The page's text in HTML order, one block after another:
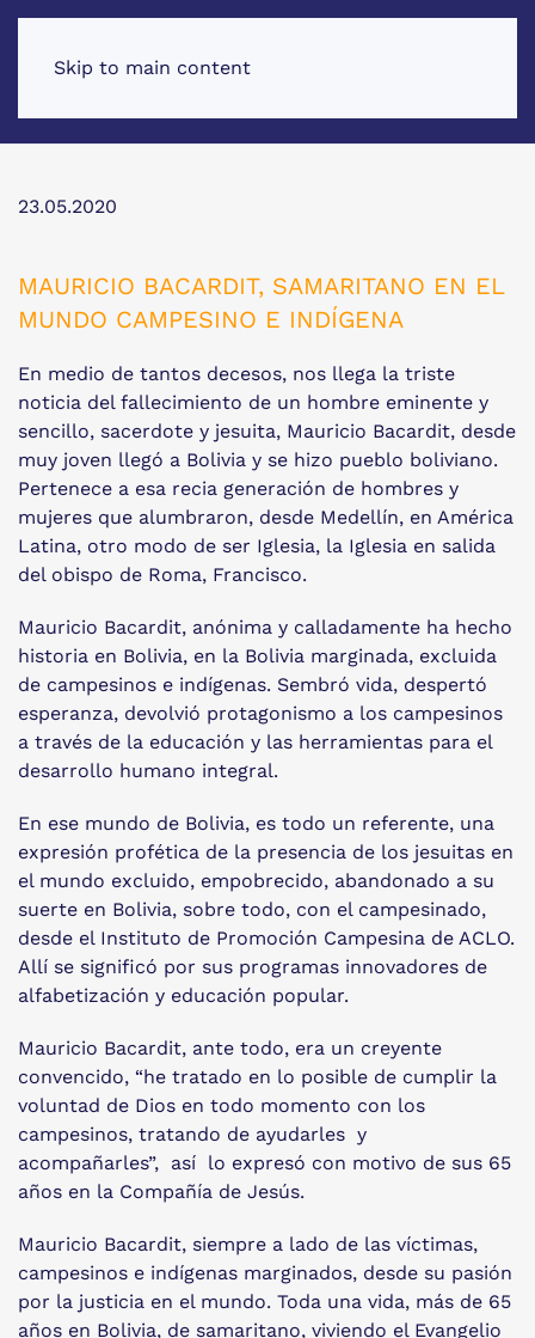
Skip to main content
23.05.2020
MAURICIO BACARDIT, SAMARITANO EN EL
MUNDO CAMPESINO E INDÍGENA
En medio de tantos decesos, nos llega la triste
noticia del fallecimiento de un hombre eminente y
sencillo, sacerdote y jesuita, Mauricio Bacardit, desde
muy joven llegó a Bolivia y se hizo pueblo boliviano.
Pertenece a esa recia generación de hombres y
mujeres que alumbraron, desde Medellín, en América
Latina, otro modo de ser Iglesia, la Iglesia en salida
del obispo de Roma, Francisco.
Mauricio Bacardit, anónima y calladamente ha hecho
historia en Bolivia, en la Bolivia marginada, excluida
de campesinos e indígenas. Sembró vida, despertó
esperanza, devolvió protagonismo a los campesinos
a través de la educación y las herramientas para el
desarrollo humano integral.
En ese mundo de Bolivia, es todo un referente, una
expresión profética de la presencia de los jesuitas en
el mundo excluido, empobrecido, abandonado a su
suerte en Bolivia, sobre todo, con el campesinado,
desde el Instituto de Promoción Campesina de ACLO.
Allí se significó por sus programas innovadores de
alfabetización y educación popular.
Mauricio Bacardit, ante todo, era un creyente
convencido, “he tratado en lo posible de cumplir la
voluntad de Dios en todo momento con los
campesinos, tratando de ayudarles y
acompañarles”, así lo expresó con motivo de sus 65
años en la Compañía de Jesús.
Mauricio Bacardit, siempre a lado de las víctimas,
campesinos e indígenas marginados, desde su pasión
por la justicia en el mundo. Toda una vida, más de 65
años en Bolivia, de samaritano, viviendo el Evangelio